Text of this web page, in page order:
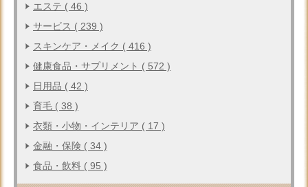
エステ ( 46 )
サービス ( 239 )
スキンケア・メイク ( 416 )
健康食品・サプリメント ( 572 )
日用品 ( 42 )
育毛 ( 38 )
衣類・小物・インテリア ( 17 )
金融・保険 ( 34 )
食品・飲料 ( 95 )